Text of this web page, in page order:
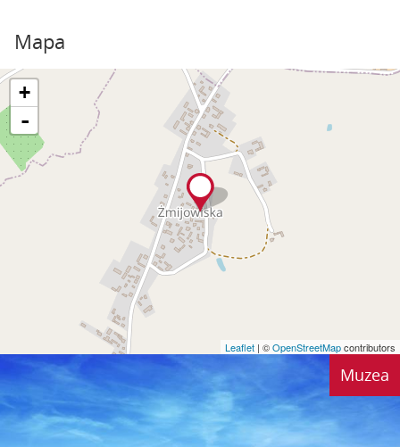
Mapa
+
-
Leaflet | ©OpenStreetMapcontributors
Muzea